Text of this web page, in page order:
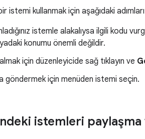
istemi kullanmak için aşağıdaki
istemle alakalıysa ilgili kodu
konumu önemli değildir.
için düzenleyicide sağ tıklayın ve
göndermek için menüden istemi seçin.
istemleri